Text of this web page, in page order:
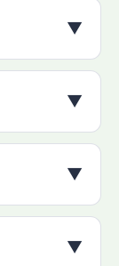
▼
▼
▼
▼